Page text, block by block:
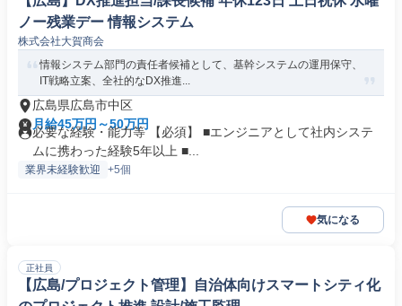
ノー残業デー 情報システム
株式会社大賀商会
情報システム部門の責任者候補として、基幹システムの運用保守、
IT戦略立案、全社的なDX推進...
広島県広島市中区
月給45万円～50万円
必要な経験・能力等 【必須】 ■エンジニアとして社内システ
ムに携わった経験5年以上 ■...
業界未経験歓迎 +5個
気になる
正社員
【広島/プロジェクト管理】自治体向けスマートシティ化